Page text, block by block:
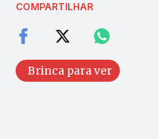
COMPARTILHAR
Brinca para ver